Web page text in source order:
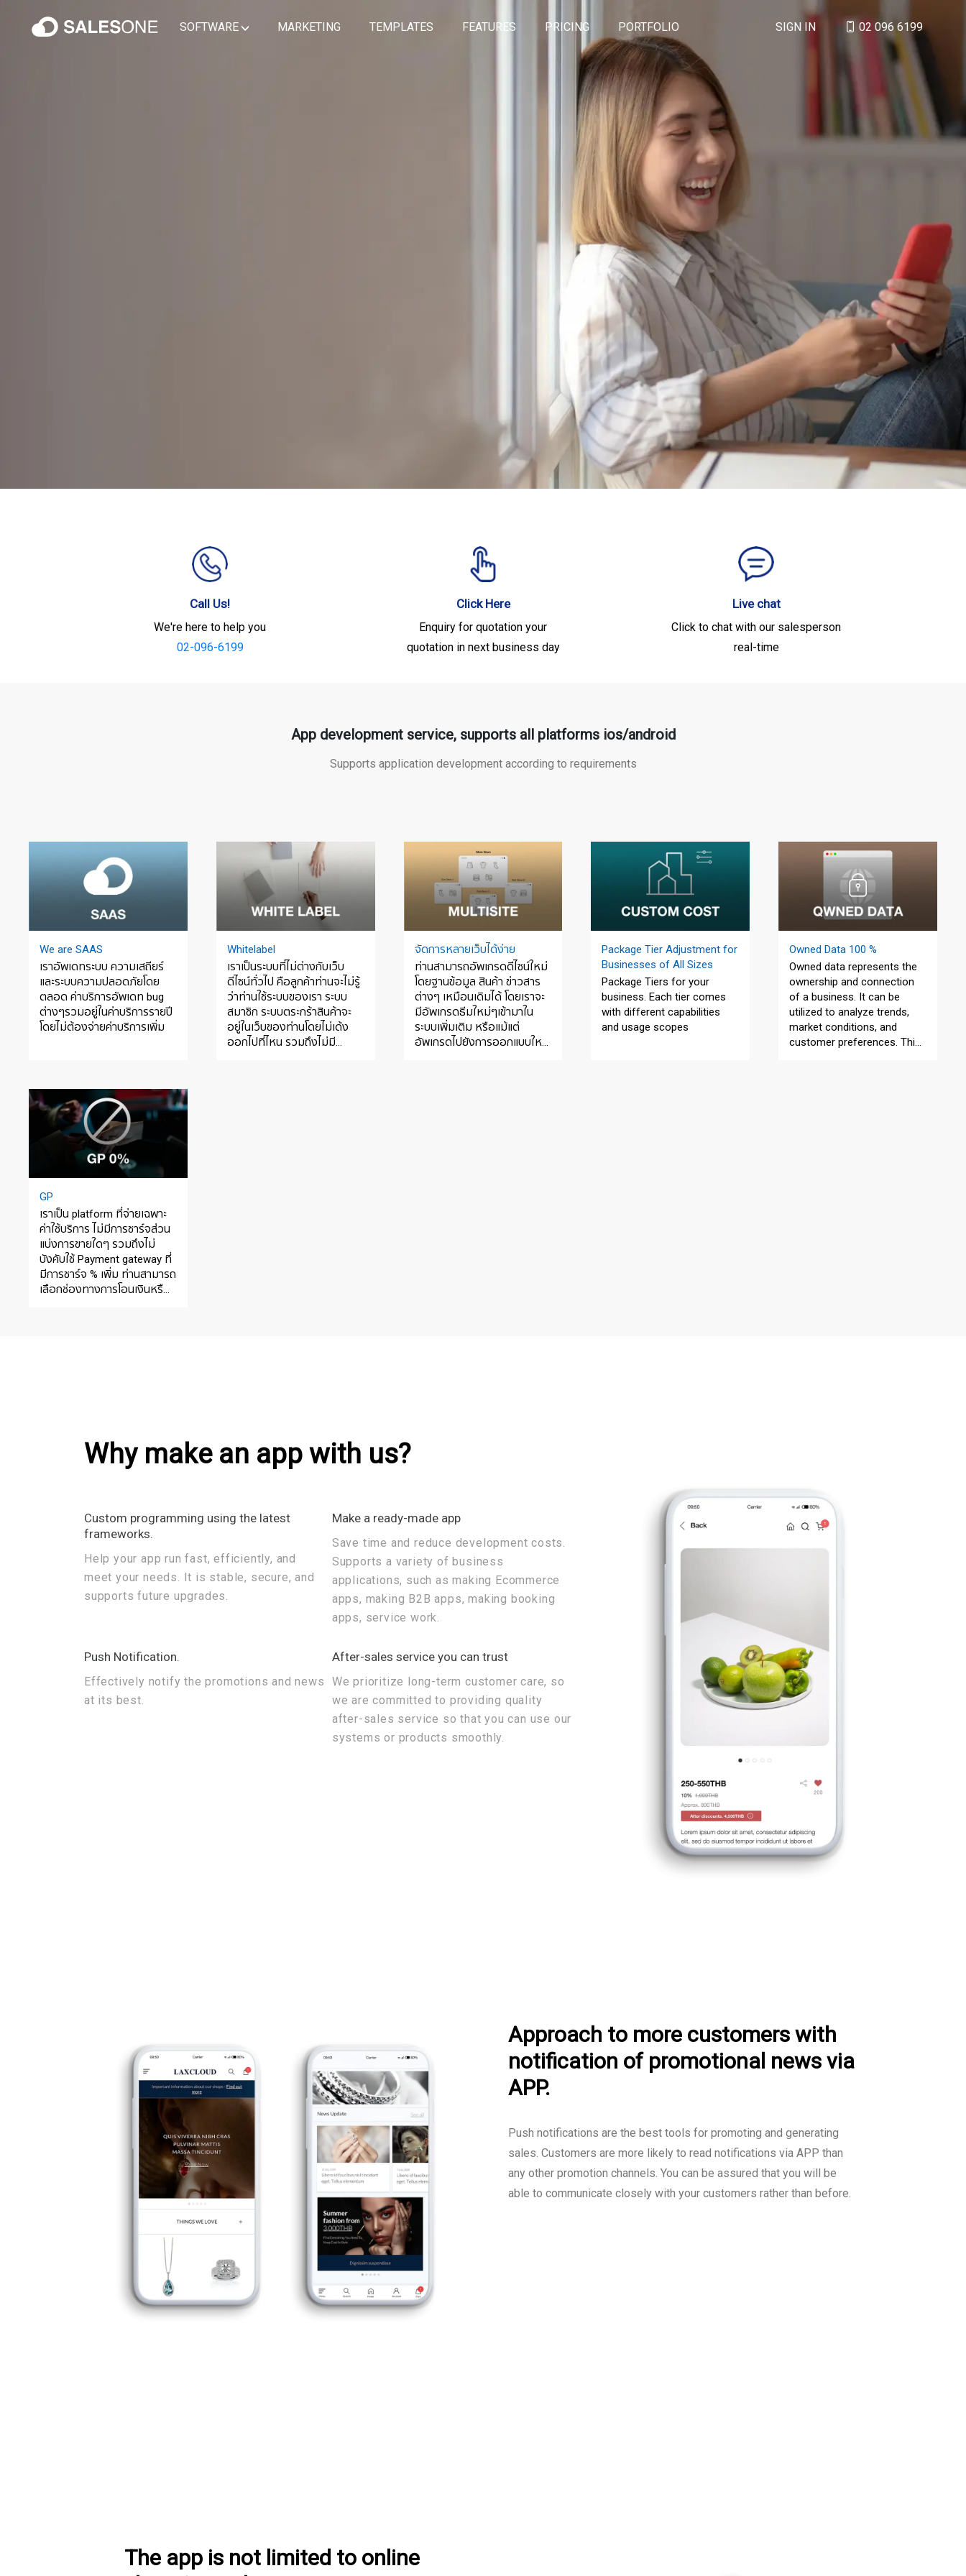
SOFTWARE MARKETING TEMPLATES FEATURES PRICING PORTFOLIO SIGN IN 02 096 6199
enhance the business
GET FREE CONSULTATION
Call Us!
We're here to help you
02-096-6199
Click Here
Enquiry for quotation your
quotation in next business day
Live chat
Click to chat with our salesperson
real-time
App development service, supports all platforms ios/android
Supports application development according to requirements
We are SAAS
เราอัพเดทระบบ ความเสถียร์
และระบบความปลอดภัยโดย
ตลอด ค่าบริการอัพเดท bug
ต่างๆรวมอยู่ในค่าบริการรายปี
โดยไม่ต้องจ่ายค่าบริการเพิ่ม
Whitelabel
เราเป็นระบบที่ไม่ต่างกับเว็บ
ดีไซน์ทั่วไป คือลูกค้าท่านจะไม่รู้
ว่าท่านใช้ระบบของเรา ระบบ
สมาชิก ระบบตระกร้าสินค้าจะ
อยู่ในเว็บของท่านโดยไม่เด้ง
ออกไปที่ไหน รวมถึงไม่มี
จัดการหลายเว็บได้ง่าย
ท่านสามารถอัพเกรดดีไซน์ใหม่
โดยฐานข้อมูล สินค้า ข่าวสาร
ต่างๆ เหมือนเดิมได้ โดยเราจะ
มีอัพเกรดธีมใหม่ๆเข้ามาใน
ระบบเพิ่มเติม หรือแม้แต่
อัพเกรดไปยังการออกแบบใหม่
Package Tier Adjustment for
Businesses of All Sizes
Package Tiers for your
business. Each tier comes
with different capabilities
and usage scopes
Owned Data 100 %
Owned data represents the
ownership and connection
of a business. It can be
utilized to analyze trends,
market conditions, and
customer preferences. This
GP
เราเป็น platform ที่จ่ายเฉพาะ
ค่าใช้บริการ ไม่มีการชาร์จส่วน
แบ่งการขายใดๆ รวมถึงไม่
บังคับใช้ Payment gateway ที่
มีการชาร์จ % เพิ่ม ท่านสามารถ
เลือกช่องทางการโอนเงินหรือ
Why make an app with us?
Custom programming using the latest
frameworks.
Help your app run fast, efficiently, and
meet your needs. It is stable, secure, and
supports future upgrades.
Make a ready-made app
Save time and reduce development costs.
Supports a variety of business
applications, such as making Ecommerce
apps, making B2B apps, making booking
apps, service work.
Push Notification.
Effectively notify the promotions and news
at its best.
After-sales service you can trust
We prioritize long-term customer care, so
we are committed to providing quality
after-sales service so that you can use our
systems or products smoothly.
Approach to more customers with
notification of promotional news via
APP.
Push notifications are the best tools for promoting and generating
sales. Customers are more likely to read notifications via APP than
any other promotion channels. You can be assured that you will be
able to communicate closely with your customers rather than before.
The app is not limited to online